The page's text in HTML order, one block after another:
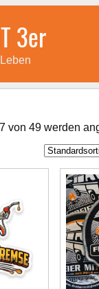
3er
von 49 werden